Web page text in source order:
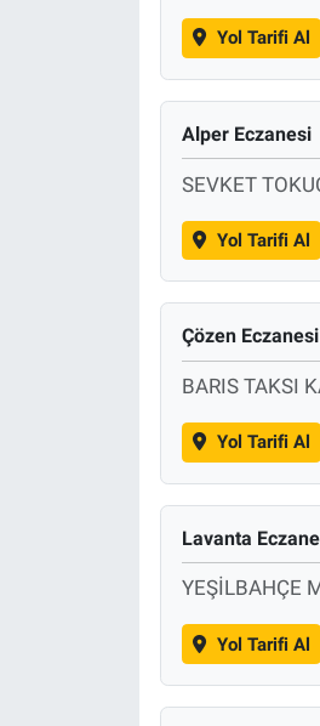
Yol Tarifi Al
Alper Eczanesi
SEVKET
Yol Tarifi Al
Çözen Eczanesi
BARIS TAKSI
Yol Tarifi Al
Lavanta
YEŞİLBAHÇE
Yol Tarifi Al